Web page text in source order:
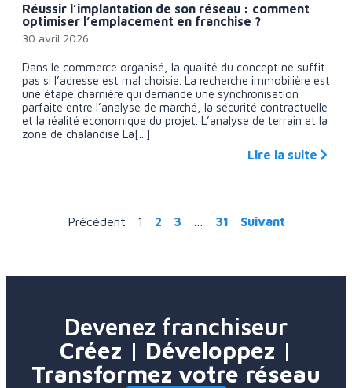
Réussir l’implantation de son réseau : comment
optimiser l’emplacement en franchise ?
30 avril 2026
Dans le commerce organisé, la qualité du concept ne suffit
pas si l’adresse est mal choisie. La recherche immobilière est
une étape charnière qui demande une synchronisation
parfaite entre l’analyse de marché, la sécurité contractuelle
et la réalité économique du projet. L’analyse de terrain et la
zone de chalandise La[...]
Lire la suite
Précédent 1 2 3 31 Suivant
Devenez franchiseur
Créez | Développez |
Transformez votre réseau